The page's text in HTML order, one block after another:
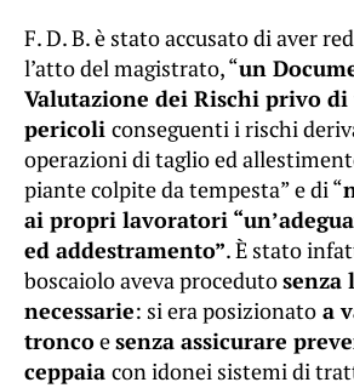
F. D. B. è stato accusato di aver
l’atto del magistrato, “un
Valutazione dei Rischi privo di
pericoli conseguenti i rischi
operazioni di taglio ed
piante colpite da tempesta” e di “
ai propri lavoratori
ed addestramento”. È stato
boscaiolo aveva procedutosenza
necessarie: si era posizionato a
troncoesenza assicurare
ceppaia con idonei sistemi di